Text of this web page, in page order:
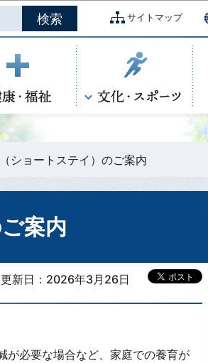
文へ移動
サイトマップ
ショートステイ）のご案内
案内
更新日：2026年3月26日
が必要な場合など、家庭での養育が